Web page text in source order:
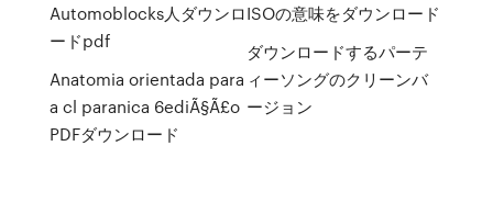
Automoblocks人ダウンロ
ードpdf
Anatomia orientada para
a cl paranica 6ediÃ§Ã£o
PDFダウンロード
ISOの意味をダウンロード
ダウンロードするパーテ
ィーソングのクリーンバ
ージョン